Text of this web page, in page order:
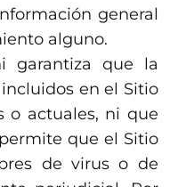
general
alguno.
garantiza que la
en el Sitio
o actuales, ni que
que el Sitio
de virus o de